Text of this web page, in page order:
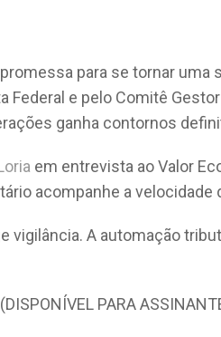
para se tornar
Federal e pelo Comitê
ganha contornos
em entrevista ao Valor
acompanhe a
vigilância. A automação
(DISPONÍVEL PARA